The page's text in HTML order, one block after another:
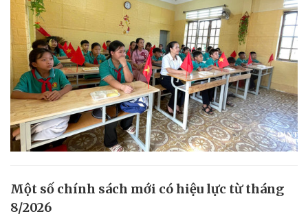
Một số chính sách mới có hiệu lực từ tháng
8/2026